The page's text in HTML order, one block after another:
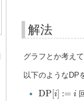
解法
グラフとか考え
以下のようなDP
DP[i] := i
DP[i]:=